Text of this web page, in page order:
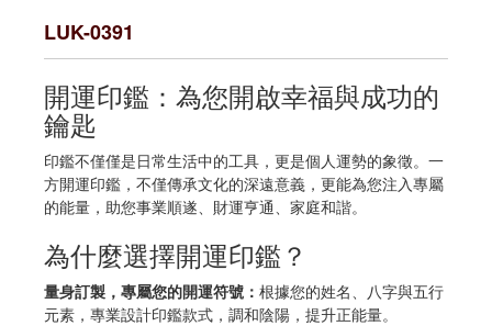
LUK-0391
開運印鑑：為您開啟幸福與成功的
鑰匙
印鑑不僅僅是日常生活中的工具，更是個人運勢的象徵。一
方開運印鑑，不僅傳承文化的深遠意義，更能為您注入專屬
的能量，助您事業順遂、財運亨通、家庭和諧。
為什麼選擇開運印鑑？
量身訂製，專屬您的開運符號： 根據您的姓名、八字與五行
元素，專業設計印鑑款式，調和陰陽，提升正能量。